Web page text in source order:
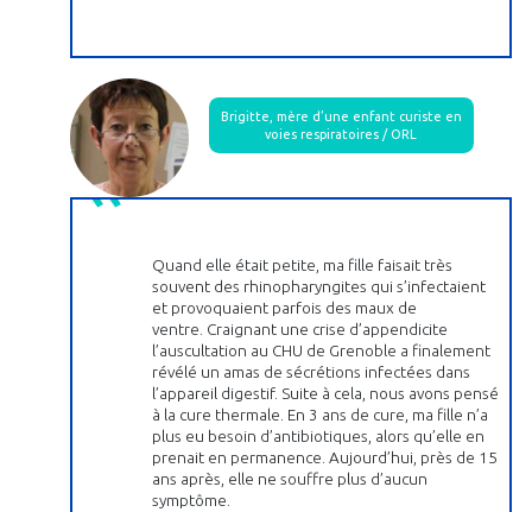
Brigitte, mère d’une enfant curiste en
voies respiratoires / ORL
Quand elle était petite, ma fille faisait très
souvent des rhinopharyngites qui s’infectaient
et provoquaient parfois des maux de
ventre. Craignant une crise d’appendicite
l’auscultation au CHU de Grenoble a finalement
révélé un amas de sécrétions infectées dans
l’appareil digestif. Suite à cela, nous avons pensé
à la cure thermale. En 3 ans de cure, ma fille n’a
plus eu besoin d’antibiotiques, alors qu’elle en
prenait en permanence. Aujourd’hui, près de 15
ans après, elle ne souffre plus d’aucun
symptôme.